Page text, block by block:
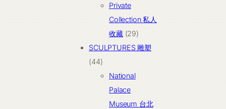
个
产
品
Private
Collection 私人
收藏 2929
个
SCULPTURES 雕塑
4444
个
National
Palace
Museum 台北